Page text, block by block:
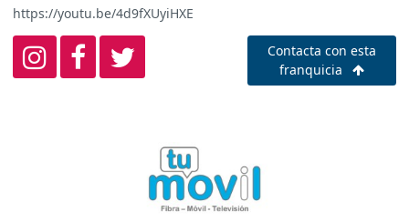
https://youtu.be/4d9fXUyiHXE
Contacta con esta
franquicia